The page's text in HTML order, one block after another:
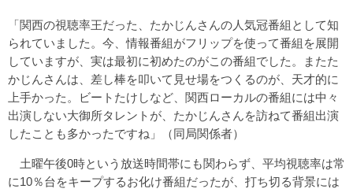
「関西の視聴率王だった、たかじんさんの人気冠番組として知
られていました。今、情報番組がフリップを使って番組を展開
していますが、実は最初に初めたのがこの番組でした。またた
かじんさんは、差し棒を叩いて見せ場をつくるのが、天才的に
上手かった。ビートたけしなど、関西ローカルの番組には中々
出演しない大御所タレントが、たかじんさんを訪ねて番組出演
したことも多かったですね」（同局関係者）
土曜午後0時という放送時間帯にも関わらず、平均視聴率は常
に10％台をキープするお化け番組だったが、打ち切る背景には